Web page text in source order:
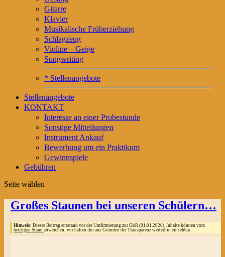
Gitarre
Klavier
Musikalische Früherziehung
Schlagzeug
Violine – Geige
Songwriting
* Stellenangebote
Stellenangebote
KONTAKT
Interesse an einer Probestunde
Sonstige Mitteilungen
Instrument Ankauf
Bewerbung um ein Praktikum
Gewinnspiele
Gebühren
Seite wählen
Großes Staunen bei unseren Schülern…
Hinweis: Dieser Beitrag entstand vor der Umfirmierung zur GbR (01.01.2026). Inhalte können vom
heutigen Stand abweichen; wir halten ihn aus Gründen der Transparenz weiterhin einsehbar.